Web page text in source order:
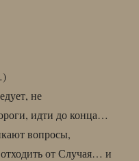
не
идти до конца…
вопросы,
от Случая… и